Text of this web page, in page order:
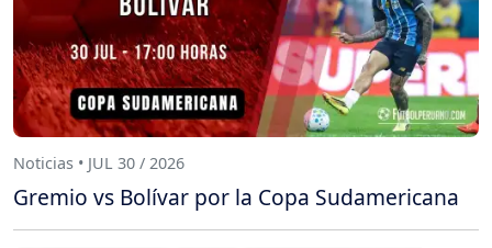
Noticias • JUL 30 / 2026
Gremio vs Bolívar por la Copa Sudamericana